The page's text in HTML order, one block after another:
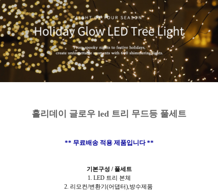
홀리데이 글로우 led 트리 무드등 풀세트
** 무료배송 적용 제품입니다 **
기본구성 / 풀세트
1. LED 트리 본체
2. 리모컨/변환기(어댑터),방수제품